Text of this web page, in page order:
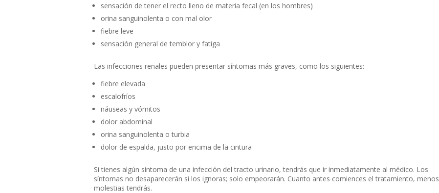
sensación de tener el recto lleno de materia fecal (en los hombres)
orina sanguinolenta o con mal olor
fiebre leve
sensación general de temblor y fatiga
Las infecciones renales pueden presentar síntomas más graves, como los siguientes:
fiebre elevada
escalofríos
náuseas y vómitos
dolor abdominal
orina sanguinolenta o turbia
dolor de espalda, justo por encima de la cintura
Si tienes algún síntoma de una infección del tracto urinario, tendrás que ir inmediatamente al médico. Los
síntomas no desaparecerán si los ignoras; solo empeorarán. Cuanto antes comiences el tratamiento, menos
molestias tendrás.